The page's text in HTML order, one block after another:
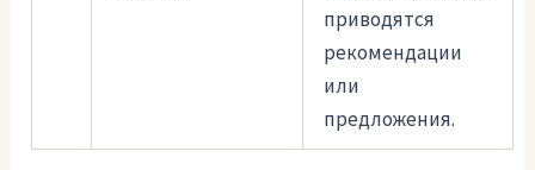
приводятся
рекомендации
или
предложения.